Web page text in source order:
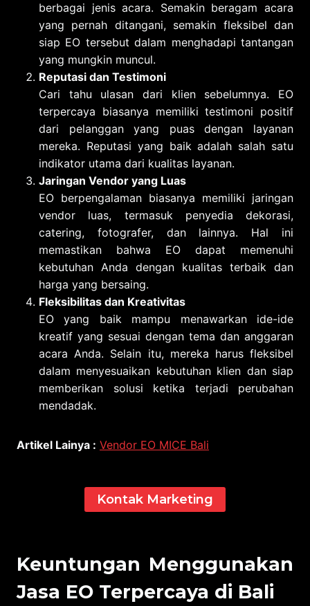
berbagai jenis acara. Semakin beragam acara
yang pernah ditangani, semakin fleksibel dan
siap EO tersebut dalam menghadapi tantangan
yang mungkin muncul.
Reputasi dan Testimoni
Cari tahu ulasan dari klien sebelumnya. EO
terpercaya biasanya memiliki testimoni positif
dari pelanggan yang puas dengan layanan
mereka. Reputasi yang baik adalah salah satu
indikator utama dari kualitas layanan.
Jaringan Vendor yang Luas
EO berpengalaman biasanya memiliki jaringan
vendor luas, termasuk penyedia dekorasi,
catering, fotografer, dan lainnya. Hal ini
memastikan bahwa EO dapat memenuhi
kebutuhan Anda dengan kualitas terbaik dan
harga yang bersaing.
Fleksibilitas dan Kreativitas
EO yang baik mampu menawarkan ide-ide
kreatif yang sesuai dengan tema dan anggaran
acara Anda. Selain itu, mereka harus fleksibel
dalam menyesuaikan kebutuhan klien dan siap
memberikan solusi ketika terjadi perubahan
mendadak.
Artikel Lainya : Vendor EO MICE Bali
Kontak Marketing
Keuntungan Menggunakan
Jasa EO Terpercaya di Bali